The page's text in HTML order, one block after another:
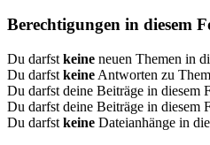
Berechtigungen in diesem
Du darfst keine neuen Themen in
Du darfst keine Antworten zu
Du darfst deine Beiträge in diesem
Du darfst deine Beiträge in diesem
Du darfst keine Dateianhänge in